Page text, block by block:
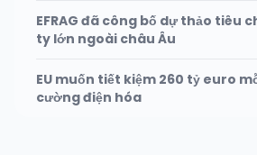
EFRAG đã công bố dự thảo tiêu
ty lớn ngoài châu Âu
EU muốn tiết kiệm 260 tỷ euro
cường điện hóa